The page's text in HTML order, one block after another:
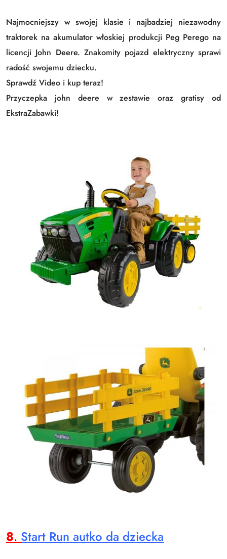
Najmocniejszy w swojej klasie i najbadziej niezawodny
traktorek na akumulator włoskiej produkcji Peg Perego na
licencji John Deere. Znakomity pojazd elektryczny sprawi
radość swojemu dziecku.
Sprawdź Video i kup teraz!
Przyczepka john deere w zestawie oraz gratisy od
EkstraZabawki!
8. Start Run autko da dziecka